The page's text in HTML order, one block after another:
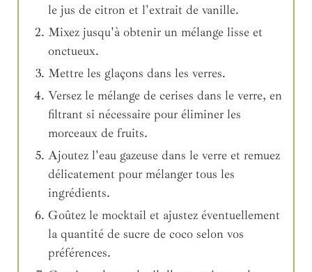
le jus de citron et l'extrait de vanille.
Mixez jusqu'à obtenir un mélange lisse et
onctueux.
Mettre les glaçons dans les verres.
Versez le mélange de cerises dans le verre, en
filtrant si nécessaire pour éliminer les
morceaux de fruits.
Ajoutez l'eau gazeuse dans le verre et remuez
délicatement pour mélanger tous les
ingrédients.
Goûtez le mocktail et ajustez éventuellement
la quantité de sucre de coco selon vos
préférences.